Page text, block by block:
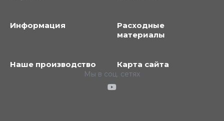
Информация
Расходные
материалы
Наше производство Карта сайта
Мы в соц. сетях